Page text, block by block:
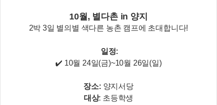
10월, 별다촌 in 양지
2박 3일 별의별 색다른 농촌 캠프에 초대합니다!
일정:
✔️ 10월 24일(금)~10월 26일(일)
장소: 양지서당
대상: 초등학생